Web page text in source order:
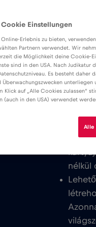
Előnyök
Töltse le a
élvezze a
Soha
nélkül
Einstellungen
Erlebnis zu bieten,
Partnern verwendet. Wir
die Möglichkeit deine Cookie-
sind in den USA. Nach
Es besteht daher
Überwachungszwecken
Klick auf „Alle Cookies zulassen“
(auch in den USA) verwendet
Alle